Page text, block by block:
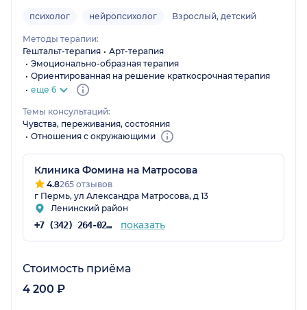
психолог нейропсихолог Взрослый, детский
Методы терапии:
Гештальт-терапия
Арт-терапия
Эмоционально-образная терапия
Ориентированная на решение краткосрочная терапия
еще 6
Темы консультаций:
Чувства, переживания, состояния
Отношения с окружающими
Клиника Фомина на Матросова
4.8265 отзывов
г Пермь, ул Александра Матросова, д 13
Ленинский район
+7 (342) 264-02-90 показать
Стоимость приёма
4 200 ₽